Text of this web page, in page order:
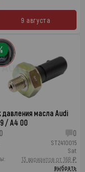
9 августа
давления масла Audi
/ A4 00
0
ST2410015
Sat
13 вариантов от 168 ₽
выбрать